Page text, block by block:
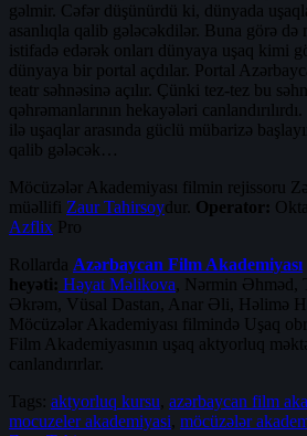
gəlmir. Cəfər düşünürdü ki, dünyada
asanlıqla qalib gələcəkdilər. Buna görə
istifadə edərək onları dünyaya uşaq kimi
dünyaya bir portal açdılar. Portal
teatr səhnəsinə açılır. Çünki tez-tez bu
qəhrəmanlarının hekayələri
ilə uşaqlar arasında güclü mübarizə
qalib gələcək…
Möcüzələr Akademiyası filmin rejissoru
müəllifi Zaur Tahirsoydur. Operator:
Azflix Pro
Rollarda Azərbaycan Film Akademiyası
heyəti: Həyat Məlikova, Nərmin Əhməd,
Əkrəm, Vüsal Dastan, Anar Əli, Həlimə
Möcüzələr Akademiyası filmində Uşaq
Film Akademiyasının uşaq aktyorluq
canlandırırlar.
Tags: aktyorluq kursu, azərbaycan film
mocuzeler akademiyasi, möcüzələr